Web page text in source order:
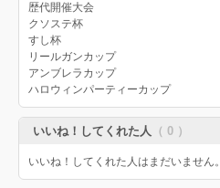
歴代開催大会
クソステ杯
すし杯
リールガンカップ
アンブレラカップ
ハロウィンパーティーカップ
いいね！してくれた人 （ 0 ）
いいね！してくれた人はまだいません。